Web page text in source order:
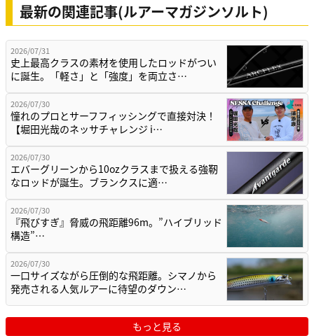
最新の関連記事(ルアーマガジンソルト)
2026/07/31
史上最高クラスの素材を使用したロッドがつい
に誕生。「軽さ」と「強度」を両立さ…
2026/07/30
憧れのプロとサーフフィッシングで直接対決！
【堀田光哉のネッサチャレンジ i…
2026/07/30
エバーグリーンから10ozクラスまで扱える強靭
なロッドが誕生。ブランクスに適…
2026/07/30
『飛びすぎ』脅威の飛距離96m。”ハイブリッド
構造”…
2026/07/30
一口サイズながら圧倒的な飛距離。シマノから
発売される人気ルアーに待望のダウン…
もっと見る